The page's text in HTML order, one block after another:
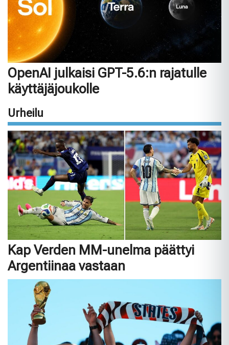
OpenAI julkaisi GPT-5.6:n rajatulle
käyttäjäjoukolle
Urheilu
Kap Verden MM-unelma päättyi
Argentiinaa vastaan